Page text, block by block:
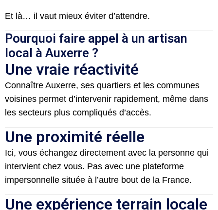
Et là… il vaut mieux éviter d’attendre.
Pourquoi faire appel à un artisan
local à Auxerre ?
Une vraie réactivité
Connaître Auxerre, ses quartiers et les communes
voisines permet d’intervenir rapidement, même dans
les secteurs plus compliqués d’accès.
Une proximité réelle
Ici, vous échangez directement avec la personne qui
intervient chez vous. Pas avec une plateforme
impersonnelle située à l’autre bout de la France.
Une expérience terrain locale